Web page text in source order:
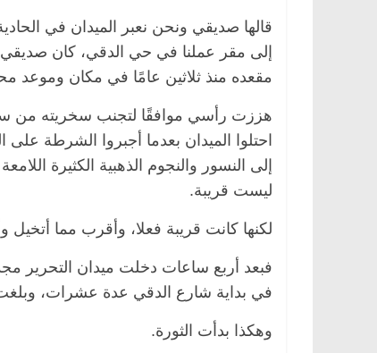
قالها صديقي ونحن نعبر الميدان في
إلى مقر عملنا في حي الدقي، كان صديقي
مقعده منذ ثلاثين عامًا في مكان وموعد
هززت رأسي موافقًا لتجنب سخريته من
احتلوا الميدان بعدما أجبروا الشرطة
إلى النسور والنجوم الذهبية الكثيرة
ليست قريبة.
لكنها كانت قريبة فعلا، وأقرب مما أتخيل
فبعد أربع ساعات دخلت ميدان
في بداية شارع الدقي عدة عشرات، وبلغت
وهكذا بدأت الثورة.